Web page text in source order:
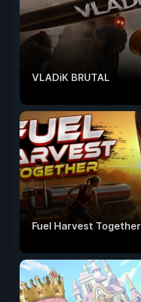
VLADiK BRUTAL
Fuel Harvest Together